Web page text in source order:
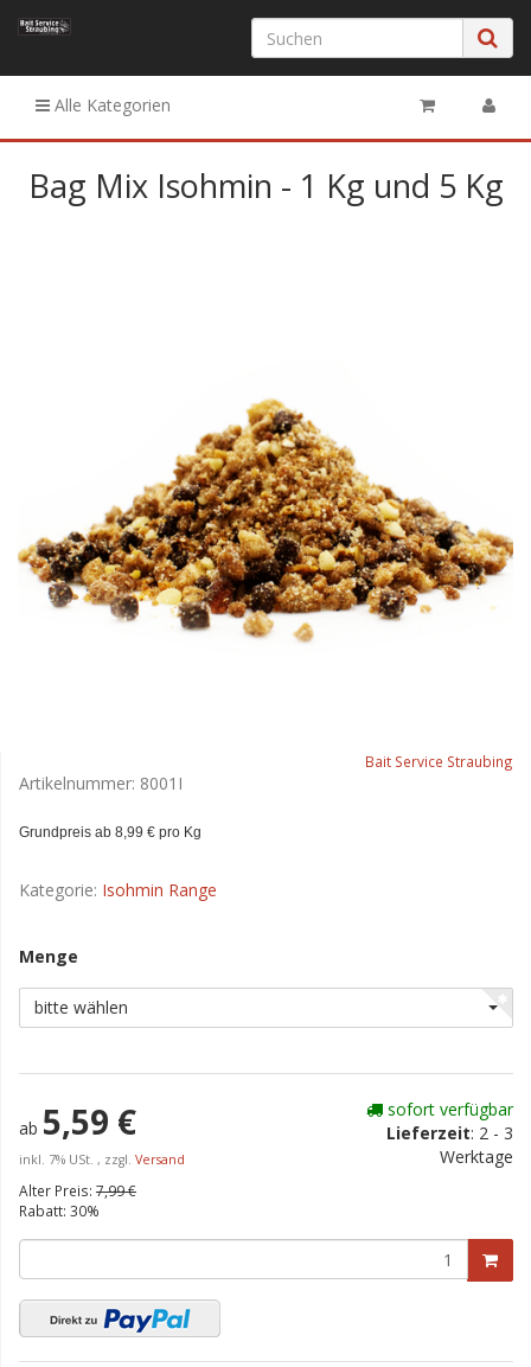
Alle Kategorien
Bag Mix Isohmin - 1 Kg und 5 Kg
Bait Service Straubing
Artikelnummer: 8001I
Grundpreis ab 8,99 € pro Kg
Kategorie: Isohmin Range
Menge
bitte wählen
ab 5,59 €
inkl. 7% USt. , zzgl. Versand
Alter Preis: 7,99 €
Rabatt: 30%
sofort verfügbar
Lieferzeit: 2 - 3
Werktage